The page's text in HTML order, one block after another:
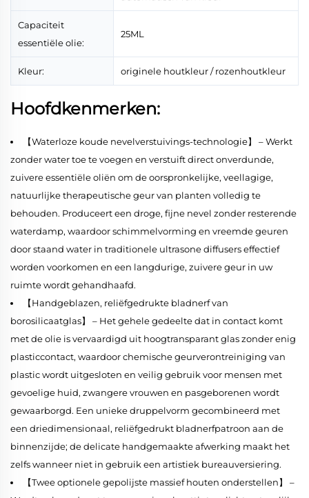
Capaciteit
essentiële olie:
25ML
Kleur: originele houtkleur / rozenhoutkleur
Hoofdkenmerken:
【Waterloze koude nevelverstuivings-technologie】 – Werkt
zonder water toe te voegen en verstuift direct onverdunde,
zuivere essentiële oliën om de oorspronkelijke, veellagige,
natuurlijke therapeutische geur van planten volledig te
behouden. Produceert een droge, fijne nevel zonder resterende
waterdamp, waardoor schimmelvorming en vreemde geuren
door staand water in traditionele ultrasone diffusers effectief
worden voorkomen en een langdurige, zuivere geur in uw
ruimte wordt gehandhaafd.
【Handgeblazen, reliëfgedrukte bladnerf van
borosilicaatglas】 – Het gehele gedeelte dat in contact komt
met de olie is vervaardigd uit hoogtransparant glas zonder enig
plasticcontact, waardoor chemische geurverontreiniging van
plastic wordt uitgesloten en veilig gebruik voor mensen met
gevoelige huid, zwangere vrouwen en pasgeborenen wordt
gewaarborgd. Een unieke druppelvorm gecombineerd met
een driedimensionaal, reliëfgedrukt bladnerfpatroon aan de
binnenzijde; de delicate handgemaakte afwerking maakt het
zelfs wanneer niet in gebruik een artistiek bureauversiering.
【Twee optionele gepolijste massief houten onderstellen】 –